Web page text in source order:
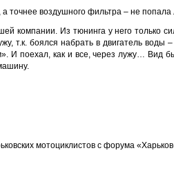
точнее воздушного фильтра – не попала
компании. Из тюнинга у него только
т.к. боялся набрать в двигатель
И поехал, как и все, через лужу… Вид
мотоциклистов с форума